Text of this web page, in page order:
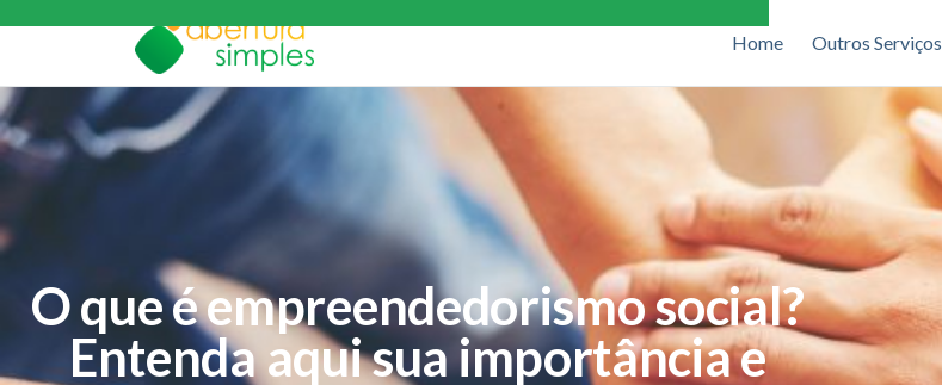
Home Outros Serviços
O que é empreendedorismo social?
Entenda aqui sua importância e